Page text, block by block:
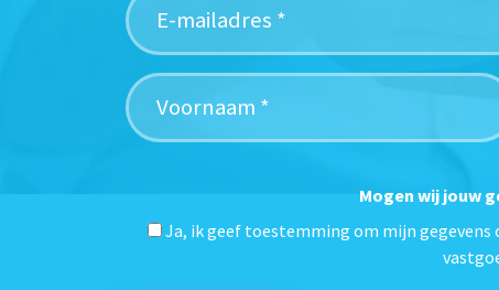
Mogen wij jouw
Ja, ik geef toestemming om mijn